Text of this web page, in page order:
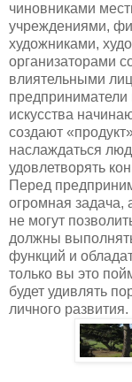
чиновниками
учреждениями,
художниками,
организаторами
влиятельными
предприниматели
искусства
создают
наслаждаться
удовлетворять
Перед
огромная задача,
не могут
должны
функций и
только вы это
будет удивлять
личного развития.